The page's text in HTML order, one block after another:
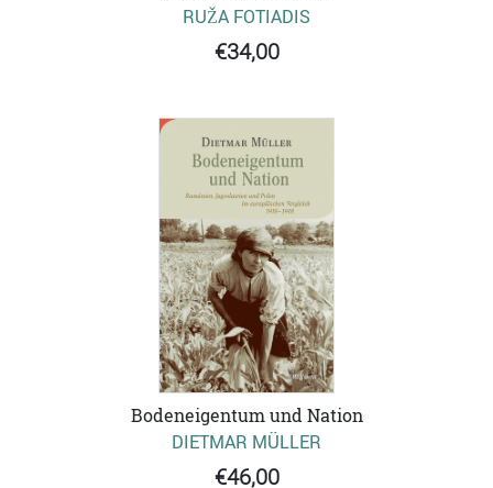
RUŽA FOTIADIS
€34,00
Bodeneigentum und Nation
DIETMAR MÜLLER
€46,00